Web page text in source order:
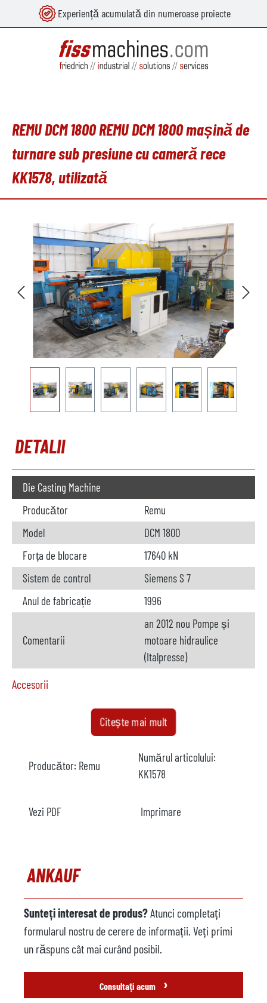
principal Experiență acumulată din numeroase proiecte
REMU DCM 1800 REMU DCM 1800 mașină de
turnare sub presiune cu cameră rece
KK1578, utilizată
Sari peste galeria de imagini
DETALII
Die Casting Machine
Producător
Remu
Model
DCM 1800
Forța de blocare
17640 kN
Sistem de control
Siemens S 7
Anul de fabricație
1996
Comentarii
an 2012 nou Pompe și
motoare hidraulice
(Italpresse)
Accesorii
disponibil
Model
Capacitate
2000 kg
Încărcător metalic
Producător
Model
Anul
1996
Mașină de pulverizare
nu este disponibil
Citește mai mult
Producător: Remu
Numărul articolului:
KK1578
Vezi PDF Imprimare
ANKAUF
Sunteți interesat de produs?Atunci completați
formularul nostru de cerere de informații. Veți primi
un răspuns cât mai curând posibil.
Consultați acum ›